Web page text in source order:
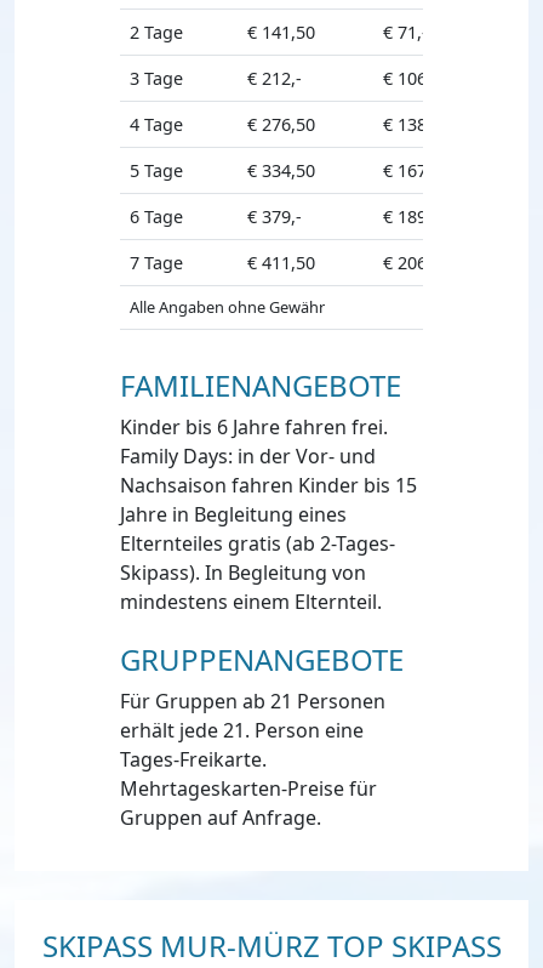
2 Tage
€ 141,50
€ 71,-
3 Tage
€ 212,-
€ 106,-
4 Tage
€ 276,50
€ 138,50
5 Tage
€ 334,50
€ 167,50
6 Tage
€ 379,-
€ 189,50
7 Tage
€ 411,50 € 206,-
Alle Angaben ohne Gewähr
FAMILIENANGEBOTE
Kinder bis 6 Jahre fahren frei.
Family Days: in der Vor- und
Nachsaison fahren Kinder bis 15
Jahre in Begleitung eines
Elternteiles gratis (ab 2-Tages-
Skipass). In Begleitung von
mindestens einem Elternteil.
GRUPPENANGEBOTE
Für Gruppen ab 21 Personen
erhält jede 21. Person eine
Tages-Freikarte.
Mehrtageskarten-Preise für
Gruppen auf Anfrage.
SKIPASS MUR-MÜRZ TOP SKIPASS